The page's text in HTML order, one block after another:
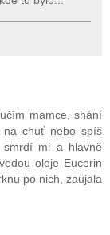
mamce, shání
na chuť nebo spíš
smrdí mi a hlavně
oleje Eucerin
po nich, zaujala